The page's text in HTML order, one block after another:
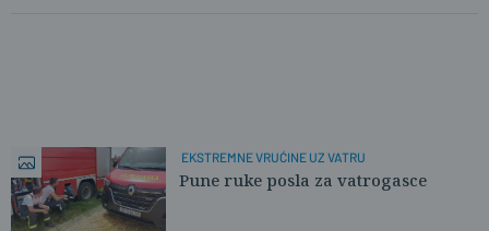
EKSTREMNE VRUĆINE UZ VATRU
Pune ruke posla za vatrogasce